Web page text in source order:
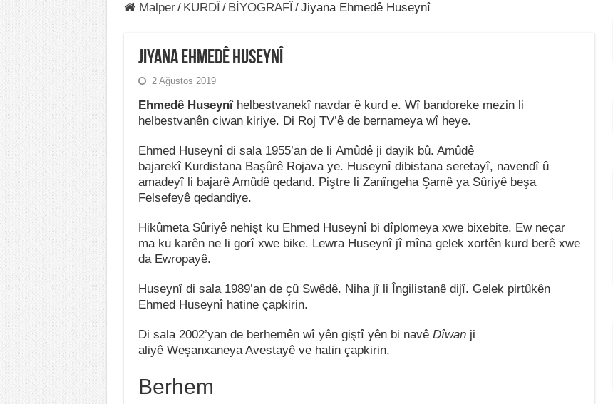
Malper/ KURDÎ / BİYOGRAFÎ /Jiyana Ehmedê Huseynî
Jiyana Ehmedê Huseynî
2 Ağustos 2019
Ehmedê Huseynîhelbestvanekî navdar ê kurd e. Wî bandoreke mezin li
helbestvanên ciwan kiriye. Di Roj TV’ê de bernameya wî heye.
Ehmed Huseynî di sala 1955’an de li Amûdê ji dayik bû. Amûdê
bajarekî Kurdistana Başûrê Rojava ye. Huseynî dibistana seretayî, navendî û
amadeyî li bajarê Amûdê qedand. Piştre li Zanîngeha Şamê ya Sûriyê beşa
Felsefeyê qedandiye.
Hikûmeta Sûriyê nehişt ku Ehmed Huseynî bi dîplomeya xwe bixebite. Ew neçar
ma ku karên ne li gorî xwe bike. Lewra Huseynî jî mîna gelek xortên kurd berê xwe
da Ewropayê.
Huseynî di sala 1989’an de çû Swêdê. Niha jî li Îngilistanê dijî. Gelek pirtûkên
Ehmed Huseynî hatine çapkirin.
Di sala 2002’yan de berhemên wî yên giştî yên bi navê Dîwanji
aliyê Weşanxaneya Avestayê ve hatin çapkirin.
Berhem